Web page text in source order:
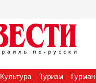
Культура Туризм Гурман